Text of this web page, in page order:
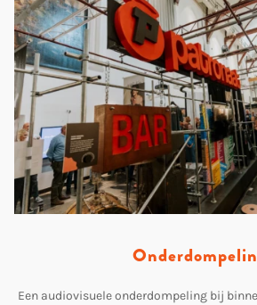
Een audiovisuele onderdompeling bij